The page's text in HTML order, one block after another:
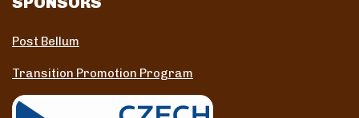
Post Bellum
Transition Promotion Program